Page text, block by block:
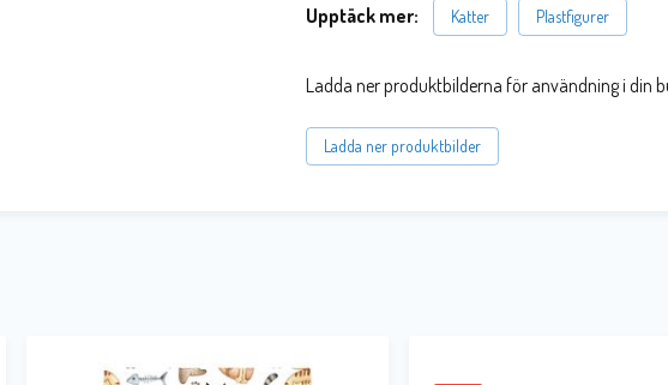
Upptäck mer: Katter Plastfigurer
Ladda ner produktbilderna för användning i din
Ladda ner produktbilder